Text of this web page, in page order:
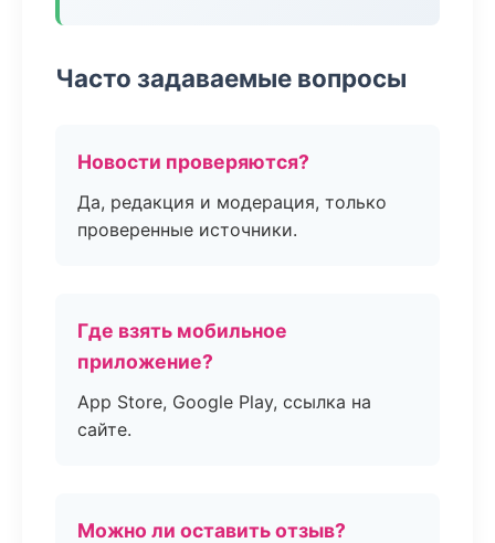
Часто задаваемые вопросы
Новости проверяются?
Да, редакция и модерация, только
проверенные источники.
Где взять мобильное
приложение?
App Store, Google Play, ссылка на
сайте.
Можно ли оставить отзыв?